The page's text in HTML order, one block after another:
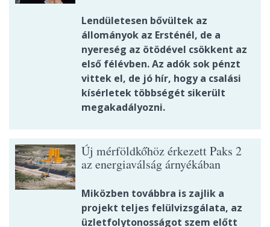
Lendületesen bővültek az
állományok az Ersténél, de a
nyereség az ötödével csökkent az
első félévben. Az adók sok pénzt
vittek el, de jó hír, hogy a csalási
kísérletek többségét sikerült
megakadályozni.
Új mérföldkőhöz érkezett Paks 2
az energiaválság árnyékában
Miközben továbbra is zajlik a
projekt teljes felülvizsgálata, az
üzletfolytonosságot szem előtt